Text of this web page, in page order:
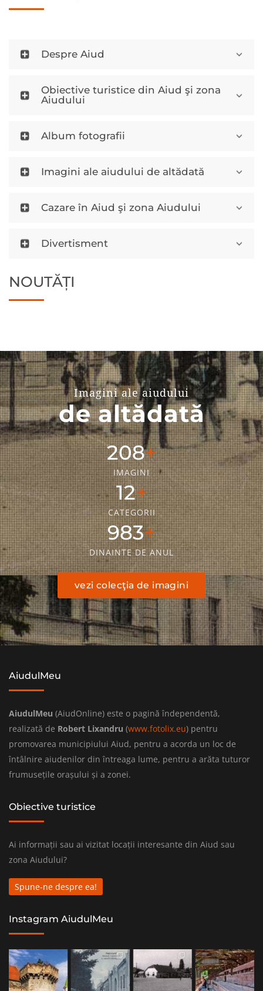
Despre Aiud
Obiective turistice din Aiud şi zona
Aiudului
Album fotografii
Imagini ale aiudului de altădată
Cazare în Aiud şi zona Aiudului
Divertisment
NOUTĂȚI
Imagini ale aiudului
de altădată
304
IMAGINI
18
CATEGORII
1436
DINAINTE DE ANUL
vezi colecţia de imagini
AiudulMeu
AiudulMeu (AiudOnline) este o pagină îndependentă,
realizată de Robert Lixandru (www.fotolix.eu) pentru
promovarea municipiului Aiud, pentru a acorda un loc de
întâlnire aiudenilor din întreaga lume, pentru a arăta tuturor
frumusețile orașului și a zonei.
Obiective turistice
Ai informații sau ai vizitat locații interesante din Aiud sau
zona Aiudului?
Spune-ne despre ea!
Instagram AiudulMeu